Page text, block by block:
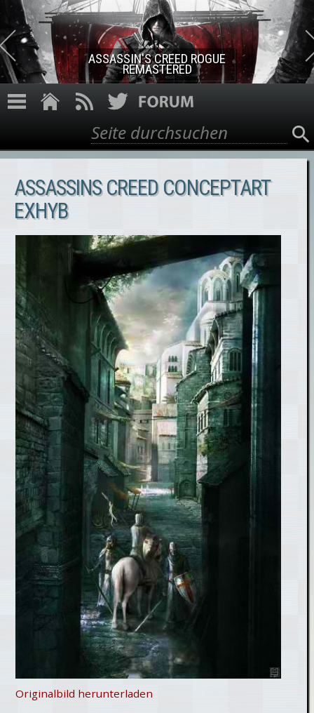
Direkt zum Inhalt
ASSASSIN'S CREED ROGUE
REMASTERED
Suchformular
Suche
ASSASSINS CREED CONCEPTART
EXHYB
Originalbild herunterladen